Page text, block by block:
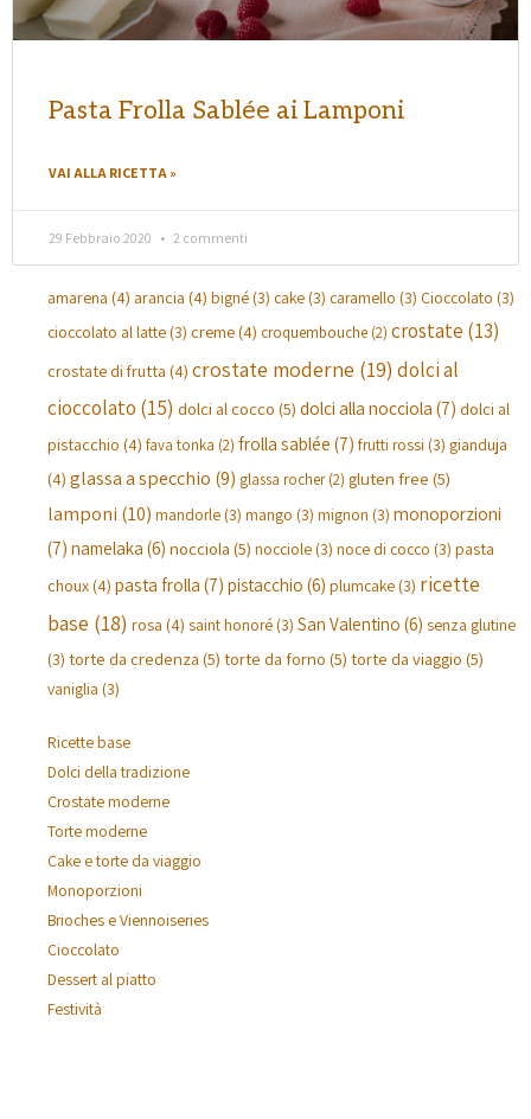
Pasta Frolla Sablée ai Lamponi
VAI ALLA RICETTA »
29 Febbraio 2020 2 commenti
amarena (4) arancia (4) bigné (3) cake (3) caramello (3) Cioccolato (3)
cioccolato al latte (3) creme(4) croquembouche (2) crostate (13)
crostate di frutta (4) crostate moderne (19) dolci al
cioccolato (15) dolci al cocco (5) dolci alla nocciola (7) dolci al
pistacchio (4) fava tonka (2) frolla sablée (7) frutti rossi (3) gianduja
(4) glassa a specchio (9) glassa rocher(2) gluten free (5)
lamponi (10) mandorle (3) mango (3) mignon (3) monoporzioni
(7) namelaka (6) nocciola (5) nocciole (3) noce di cocco (3) pasta
choux(4) pasta frolla (7) pistacchio (6) plumcake (3) ricette
base (18) rosa (4) saint honoré (3) San Valentino (6) senza glutine
(3) torte da credenza (5) torte da forno (5) torte da viaggio (5)
vaniglia (3)
Ricette base
Dolci della tradizione
Crostate moderne
Torte moderne
Cake e torte da viaggio
Monoporzioni
Brioches e Viennoiseries
Cioccolato
Dessert al piatto
Festività